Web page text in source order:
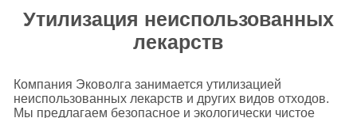
Утилизация неиспользованных
лекарств
Компания Эковолга занимается утилизацией
неиспользованных лекарств и других видов отходов.
Мы предлагаем безопасное и экологически чистое